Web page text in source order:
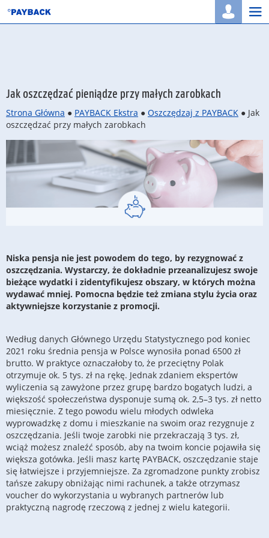
Jak oszczędzać pieniądze przy małych zarobkach
Strona Główna ● PAYBACK Ekstra ● Oszczędzaj z PAYBACK ● Jak
oszczędzać przy małych zarobkach
Niska pensja nie jest powodem do tego, by rezygnować z
oszczędzania. Wystarczy, że dokładnie przeanalizujesz swoje
bieżące wydatki i zidentyfikujesz obszary, w których można
wydawać mniej. Pomocna będzie też zmiana stylu życia oraz
aktywniejsze korzystanie z promocji.
Według danych Głównego Urzędu Statystycznego pod koniec
2021 roku średnia pensja w Polsce wynosiła ponad 6500 zł
brutto. W praktyce oznaczałoby to, że przeciętny Polak
otrzymuje ok. 5 tys. zł na rękę. Jednak zdaniem ekspertów
wyliczenia są zawyżone przez grupę bardzo bogatych ludzi, a
większość społeczeństwa dysponuje sumą ok. 2,5–3 tys. zł netto
miesięcznie. Z tego powodu wielu młodych odwleka
wyprowadzkę z domu i mieszkanie na swoim oraz rezygnuje z
oszczędzania. Jeśli twoje zarobki nie przekraczają 3 tys. zł,
wciąż możesz znaleźć sposób, aby na twoim koncie pojawiła się
większa gotówka. Jeśli masz kartę PAYBACK, oszczędzanie staje
się łatwiejsze i przyjemniejsze. Za zgromadzone punkty zrobisz
tańsze zakupy obniżając nimi rachunek, a także otrzymasz
voucher do wykorzystania u wybranych partnerów lub
praktyczną nagrodę rzeczową z jednej z wielu kategorii.